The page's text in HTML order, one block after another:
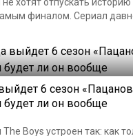
финалом. Сериал
6 сезон
будет ли он вообще
Boys устроен так: как